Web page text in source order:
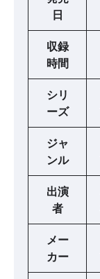
日
収録
時間
シリ
ーズ
ジャ
ンル
出演
者
メー
カー